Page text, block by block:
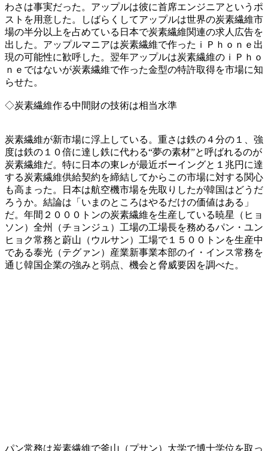
わさは事実だった。アップルは彼に首席エンジニアというポ
ストを用意した。しばらくしてアップルは世界の炭素繊維市
場の半分以上を占めている日本で炭素繊維関連の求人広告を
出した。アップルマニアは炭素繊維で作ったｉＰｈｏｎｅ出
現の可能性に歓呼した。翌年アップルは炭素繊維のｉＰｈｏ
ｎｅではないが炭素繊維で作った金型の特許取得を市場に知
らせた。
◇炭素繊維作る中間財の技術は相当水準
炭素繊維が新市場に浮上している。重さは鉄の４分の１、強
度は鉄の１０倍に達し鉄に代わる“夢の素材”と呼ばれるのが
炭素繊維だ。特に日本の東レが最近ボーイングと１兆円に達
する炭素繊維供給契約を締結してからこの市場に対する関心
も高まった。日本は航空機市場を先取りしたが韓国はどうだ
ろうか。結論は「いまのところはやるだけの価値はある」
だ。年間２０００トンの炭素繊維を生産している暁星（ヒョ
ソン）全州（チョンジュ）工場の工場長を務めるパン・ユン
ヒョク常務と蔚山（ウルサン）工場で１５００トンを生産中
である泰光（テグァン）産業新事業本部のイ・インス常務を
通じ韓国企業の強みと弱点、機会と脅威要因を調べた。
パン常務は炭素繊維で釜山（プサン）大学で博士学位を取っ